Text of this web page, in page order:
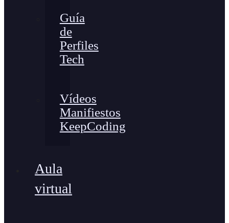
Guía
de
Perfiles
Tech
Vídeos
Manifiestos
KeepCoding
Aula
virtual